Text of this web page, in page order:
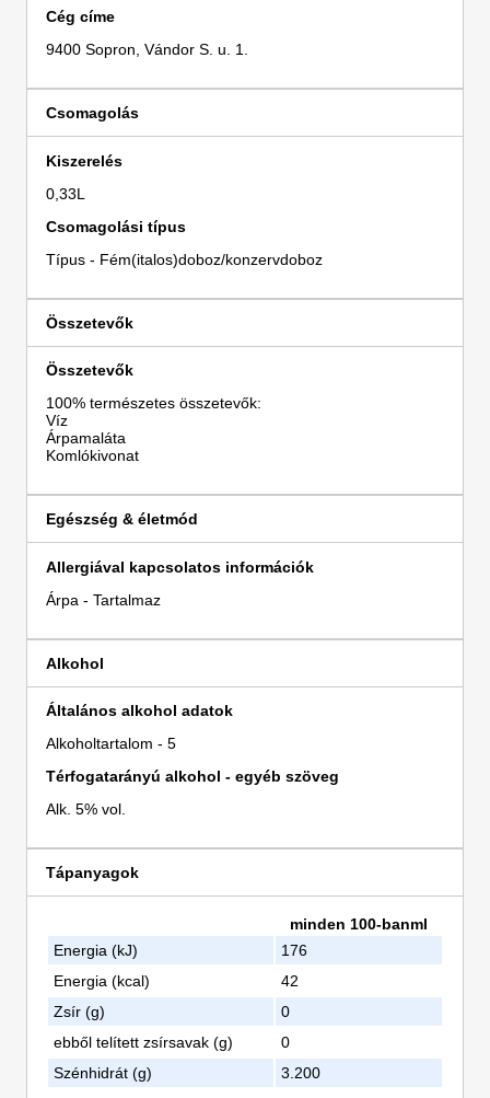
Cég címe
9400 Sopron, Vándor S. u. 1.
Csomagolás
Kiszerelés
0,33L
Csomagolási típus
Típus - Fém(italos)doboz/konzervdoboz
Összetevők
Összetevők
100% természetes összetevők:
Víz
Árpamaláta
Komlókivonat
Egészség & életmód
Allergiával kapcsolatos információk
Árpa - Tartalmaz
Alkohol
Általános alkohol adatok
Alkoholtartalom - 5
Térfogatarányú alkohol - egyéb szöveg
Alk. 5% vol.
Tápanyagok
minden 100-banml
Energia (kJ)
176
Energia (kcal)
42
Zsír (g)
0
ebből telített zsírsavak (g)
0
Szénhidrát (g)
3.200